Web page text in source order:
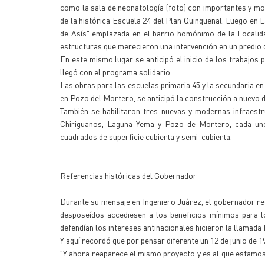
como la sala de neonatología (foto) con importantes y
de la histórica Escuela 24 del Plan Quinquenal. Luego en
de Asís" emplazada en el barrio homónimo de la
estructuras que merecieron una intervención en un predio
En este mismo lugar se anticipó el inicio de los trabajos
llegó con el programa solidario.
Las obras para las escuelas primaria 45 y la secundaria
en Pozo del Mortero, se anticipó la construcción a nuevo
También se habilitaron tres nuevas y modernas
Chiriguanos, Laguna Yema y Pozo de Mortero, cada
cuadrados de superficie cubierta y semi-cubierta.
Referencias históricas del Gobernador
Durante su mensaje en Ingeniero Juárez, el gobernador
desposeídos accediesen a los beneficios mínimos
defendían los intereses antinacionales hicieron la
Y aquí recordó que por pensar diferente un 12 de junio
"Y ahora reaparece el mismo proyecto y es al que